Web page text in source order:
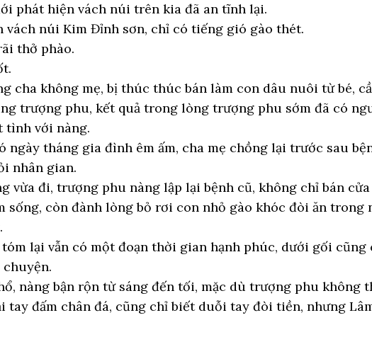
phát hiện vách núi trên kia đã an tĩnh lại.
vách núi Kim Đỉnh sơn, chỉ có tiếng gió gào thét.
thở phào.
cha không mẹ, bị thúc thúc bán làm con dâu nuôi từ bé,
trượng phu, kết quả trong lòng trượng phu sớm đã có
tình với nàng.
ngày tháng gia đình êm ấm, cha mẹ chồng lại trước sau
nhân gian.
vừa đi, trượng phu nàng lập lại bệnh cũ, không chỉ bán
sống, còn đành lòng bỏ rơi con nhỏ gào khóc đòi ăn
lại vẫn có một đoạn thời gian hạnh phúc, dưới gối
nàng bận rộn từ sáng đến tối, mặc dù trượng phu không
tay đấm chân đá, cũng chỉ biết duỗi tay đòi tiền, nhưng